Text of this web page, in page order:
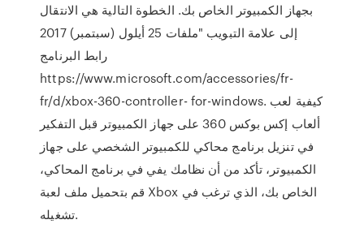
بجهاز الكمبيوتر الخاص بك. الخطوة التالية هي الانتقال
إلى علامة التبويب "ملفات 25 أيلول (سبتمبر) 2017
رابط البرنامج
https://www.microsoft.com/accessories/fr-
fr/d/xbox-360-controller- for-windows. كيفية لعب
ألعاب إكس بوكس ​​360 على جهاز الكمبيوتر قبل التفكير
في تنزيل برنامج محاكي للكمبيوتر الشخصي على جهاز
الكمبيوتر، تأكد من أن نظامك يفي في برنامج المحاكي،
قم بتحميل ملف لعبة Xbox الخاص بك، الذي ترغب في
تشغيله.